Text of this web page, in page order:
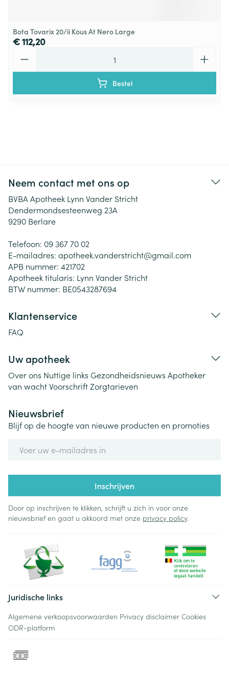
Bota Tovarix 20/ii Kous At Nero Large
€ 112,20
Bestel
Neem contact met ons op
BVBA Apotheek Lynn Vander Stricht
Dendermondsesteenweg 23A
9290 Berlare
Telefoon: 09 367 70 02
E-mailadres: apotheek.vanderstricht@gmail.com
APB nummer: 421702
Apotheek titularis: Lynn Vander Stricht
BTW nummer: BE0543287694
Klantenservice
FAQ
Uw apotheek
Over ons Nuttige links Gezondheidsnieuws Apotheker
van wachtVoorschriftZorgtarieven
Nieuwsbrief
Blijf op de hoogte van nieuwe producten en promoties
Inschrijven
Door op inschrijven te klikken, schrijft u zich in voor onze
nieuwsbrief en gaat u akkoord met onze privacy policy.
Juridische links
Algemene verkoopsvoorwaarden Privacy disclaimer Cookies
ODR-platform